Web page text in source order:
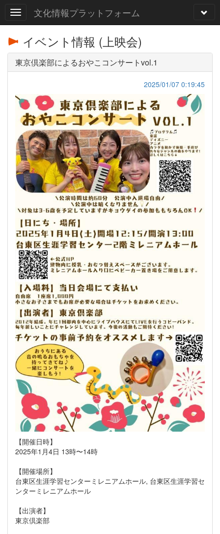
文化情報プラットフォーム
イベント情報 (上映会)
東京倶楽部によるおやこコンサートvol.1
2025/01/07 0:19:45
【開催日時】
2025年1月4日 13時〜14時
【開催場所】
台東区生涯学習センターミレニアムホール, 台東区生涯学習セ
ンターミレニアムホール
【出演者】
東京倶楽部